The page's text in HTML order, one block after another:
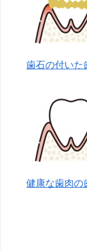
歯石の付いた
健康な歯肉の